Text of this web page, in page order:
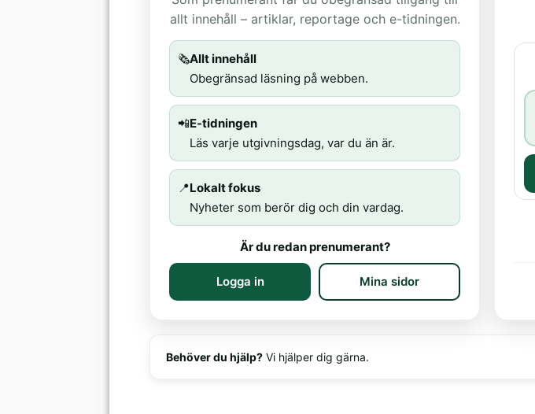
allt innehåll – artiklar, reportage och e-tidningen.
🗞️Allt innehåll
Obegränsad läsning på webben.
📲E-tidningen
Läs varje utgivningsdag, var du än är.
📍Lokalt fokus
Nyheter som berör dig och din vardag.
Är du redan prenumerant?
Logga in Mina sidor
Behöver du hjälp? Vi hjälper dig gärna.